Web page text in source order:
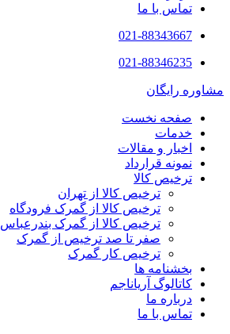
تماس با ما
021-88343667
021-88346235
مشاوره رایگان
صفحه نخست
خدمات
اخبار و مقالات
نمونه قرارداد
ترخیص کالا
ترخیص کالا از تهران
ترخیص کالا از گمرک فرودگاه
ترخیص کالا از گمرک بندرعباس
صفر تا صد ترخیص از گمرک
ترخیص کار گمرک
بخشنامه ها
کاتالوگ آریاناجم
درباره ما
تماس با ما